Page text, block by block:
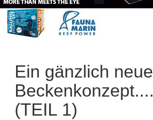
Ein gänzlich
(TEIL 1)